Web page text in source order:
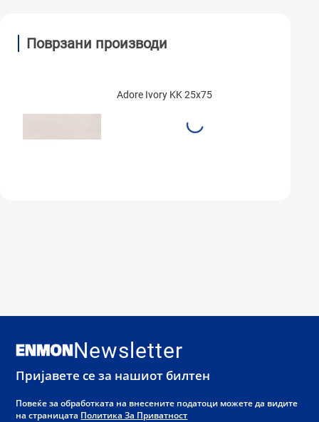
Поврзани производи
Adore Ivory KK 25x75
Newsletter
Пријавете се за нашиот билтен
Повеќе за обработката на внесените податоци можете да видите
на страницата Политика За Приватност